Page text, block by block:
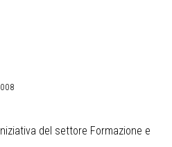
del settore Formazione e